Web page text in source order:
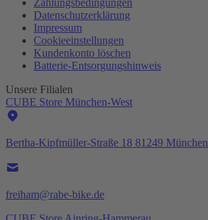
Datenschutzerklärung
Impressum
Cookieeinstellungen
Kundenkonto löschen
Batterie-Entsorgungshinweis
Unsere Filialen
CUBE Store München-West
Bertha-Kipfmüller-Straße 18 81249 München
freiham@rabe-bike.de